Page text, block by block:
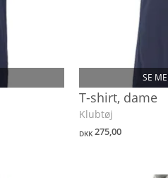
SE
T-shirt, dame
Klubtøj
DKK275,00